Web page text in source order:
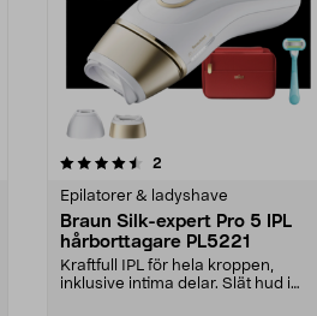
2
Epilatorer & ladyshave
Braun Silk-expert Pro 5 IPL
hårborttagare PL5221
Kraftfull IPL för hela kroppen,
inklusive intima delar. Slät hud i
2.0 av 5 stjärnor